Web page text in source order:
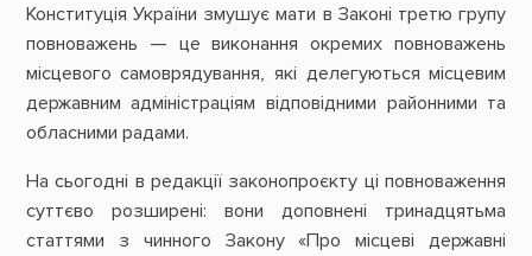
Конституція України змушує мати в Законі третю групу
повноважень — це виконання окремих повноважень
місцевого самоврядування, які делегуються місцевим
державним адміністраціям відповідними районними та
обласними радами.
На сьогодні в редакції законопроєкту ці повноваження
суттєво розширені: вони доповнені тринадцятьма
статтями з чинного Закону «Про місцеві державні